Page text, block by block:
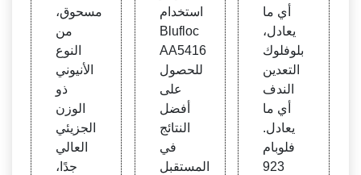
مسحوق،
من
النوع
الأنيوني
ذو
الوزن
الجزيئي
العالي
جدًا،
استخدام
Blufloc
AA5416
للحصول
على
أفضل
النتائج
في
المستقبل
أي ما
يعادل،
بلوفلوك
التعدين
الندف
أي ما
يعادل.
فلوبام
923